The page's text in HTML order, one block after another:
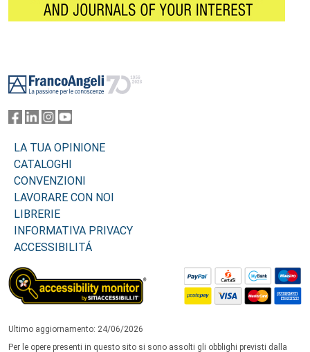
LA TUA OPINIONE
CATALOGHI
CONVENZIONI
LAVORARE CON NOI
LIBRERIE
INFORMATIVA PRIVACY
ACCESSIBILITÁ
Ultimo aggiornamento: 24/06/2026
Per le opere presenti in questo sito si sono assolti gli obblighi previsti dalla